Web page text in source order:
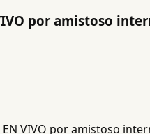
por amistoso